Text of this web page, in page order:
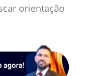
orientação